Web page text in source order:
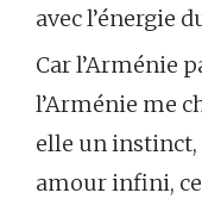
avec l’énergie
Car l’Arménie
l’Arménie me
elle un instinct,
amour infini,